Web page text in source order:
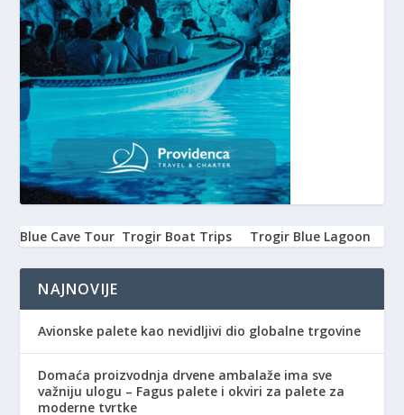
Blue Cave Tour Trogir Boat Trips Trogir Blue Lagoon
NAJNOVIJE
Avionske palete kao nevidljivi dio globalne trgovine
Domaća proizvodnja drvene ambalaže ima sve
važniju ulogu – Fagus palete i okviri za palete za
moderne tvrtke